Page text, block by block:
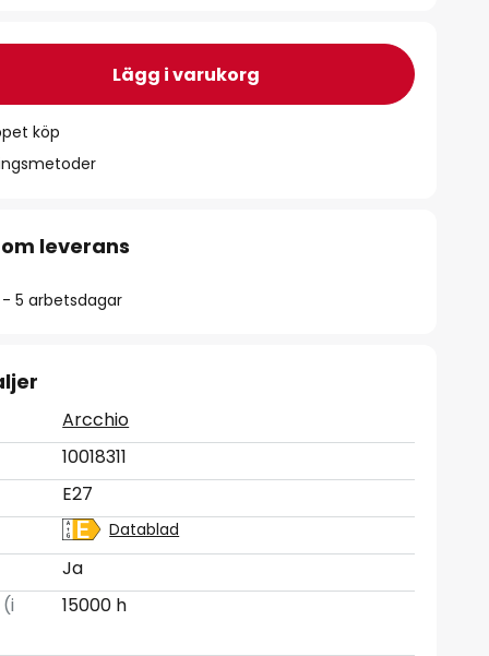
Lägg i varukorg
köp
leverans
- 5 arbetsdagar
Arcchio
10018311
E27
Datablad
Ja
15000 h